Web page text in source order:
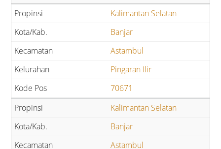
Kalimantan Selatan
Banjar
Astambul
Pingaran Ilir
70671
Kalimantan Selatan
Banjar
Astambul